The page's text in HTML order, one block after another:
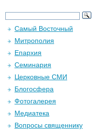
Самый Восточный
Митрополия
Епархия
Семинария
Церковные СМИ
Блогосфера
Фотогалерея
Медиатека
Вопросы священнику